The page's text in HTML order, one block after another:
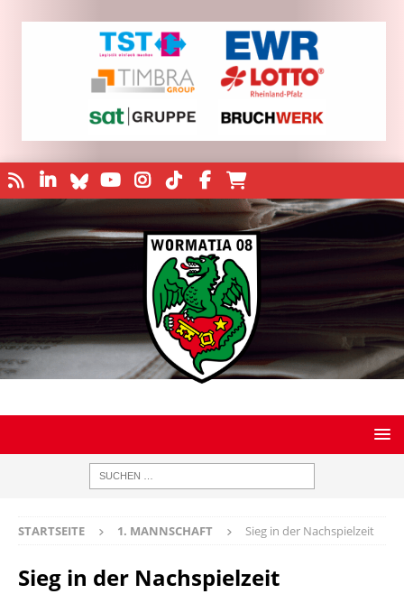
STARTSEITE 1. MANNSCHAFT Sieg in der Nachspielzeit
Sieg in der Nachspielzeit